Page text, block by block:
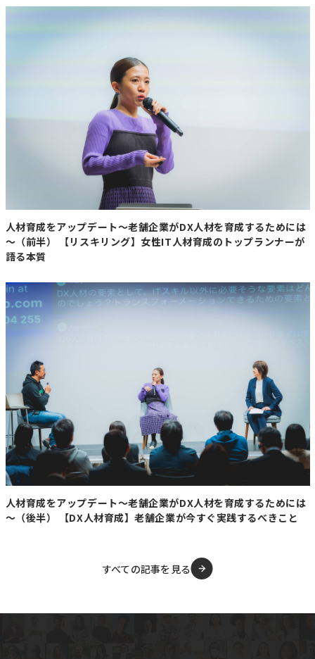
かしきこりが森に入ることで、野生動物との境界ができた
っかくならそこのものを使いたいな』と思ってもらえるよ
うな流れを作りたい。そして、
また続々と生まれるような環境を作りたい」という想いで
日々の活動にあたっているそうです。
ちょうど信用経済の可能性が注目を集めているという背景
もあり、「川瀨さんの切った木でできた物が欲しい」なん
てニーズは今後高まっていくと予想されます。
「そうして同じビジョンを持つ仲間を集めて組織を立ち上
げ、個人個人が収入を得られる仕組みを作りたいんです。
自分のように不労所得を得ながら、またはある程度収益性
を担保しながら会社を経営していくというスタイルを伝
え、同じようなきこりが増えてくるといいなと思います」
趣味を仕事に！池田町で向き合う林業
とこれからの地域社会のカタチ
ここで疑問がひとつ。一体なぜ林業に携わることを目標に
掲げていたのでしょうか？
「山菜ときのこが大好きなんです笑」と、実は根っこの部
分はシンプル！
どうやったらその趣味を仕事にできるのかを考えた結果、
林業に至ったといいます。もちろんそれだけではなく、組
合に属することなく経営が成り立つ『自伐型林業』に取り
組みたいという構想がありました。
この形態はまだ走り始めたばかりのもので、道内では旭川
やニセコなど一部で行われだした事業です。そんな中で自
北海道中川郡に位置する池田町の人口は約7,000人ほど。
乳製品や農産加工物など多数の特産品があるなか、十勝ワ
醸造所は北海道屈指の観光スポットとして人気です。
人材育成をアップデート～老舗企業がDX人材を育成するためには
～（前半） 【リスキリング】女性IT人材育成のトップランナーが
語る本質
人材育成をアップデート～老舗企業がDX人材を育成するためには
～（後半） 【DX人材育成】老舗企業が今すぐ実践するべきこと
すべての記事を見る